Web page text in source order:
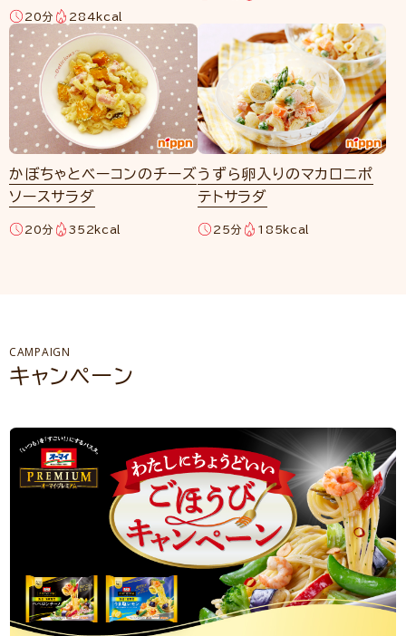
20分 284kcal
かぼちゃとベーコンのチーズ
ソースサラダ
20分 352kcal
うずら卵入りのマカロニポ
テトサラダ
25分 185kcal
CAMPAIGN
キャンペーン